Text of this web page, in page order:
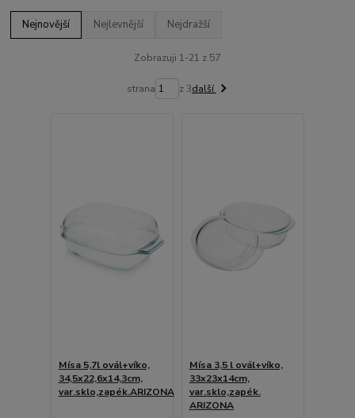
Nejnovější Nejlevnější Nejdražší
Zobrazuji 1-21 z 57
strana z 3další
Mísa 5,7l ovál+víko,
34,5x22,6x14,3cm,
var.sklo,zapék.ARIZONA
Mísa 3,5 l ovál+víko,
33x23x14cm,
var.sklo,zapék.
ARIZONA